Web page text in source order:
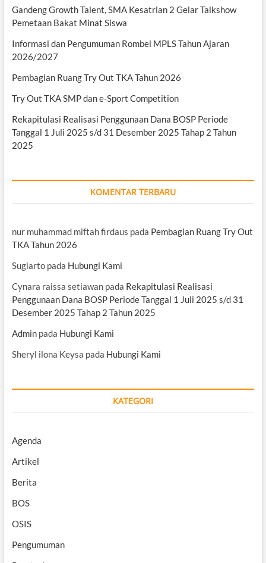
Gandeng Growth Talent, SMA Kesatrian 2 Gelar Talkshow
Pemetaan Bakat Minat Siswa
Informasi dan Pengumuman Rombel MPLS Tahun Ajaran
2026/2027
Pembagian Ruang Try Out TKA Tahun 2026
Try Out TKA SMP dan e-Sport Competition
Rekapitulasi Realisasi Penggunaan Dana BOSP Periode
Tanggal 1 Juli 2025 s/d 31 Desember 2025 Tahap 2 Tahun
2025
KOMENTAR TERBARU
nur muhammad miftah firdaus pada Pembagian Ruang Try Out
TKA Tahun 2026
Sugiartopada Hubungi Kami
Cynara raissa setiawanpada Rekapitulasi Realisasi
Penggunaan Dana BOSP Periode Tanggal 1 Juli 2025 s/d 31
Desember 2025 Tahap 2 Tahun 2025
Adminpada Hubungi Kami
Sheryl ilona Keysa pada Hubungi Kami
KATEGORI
Agenda
Artikel
Berita
BOS
OSIS
Pengumuman